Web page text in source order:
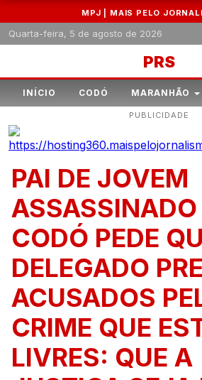
MPJ | MAIS PELO
Quarta-feira, 5 de agosto de 2026
PRS
INÍCIO CODÓ MARANHÃO
PUBLICIDADE
PAI DE JOVEM
ASSASSINADO
CODÓ PEDE
DELEGADO
ACUSADOS
CRIME QUE
LIVRES: QUE A